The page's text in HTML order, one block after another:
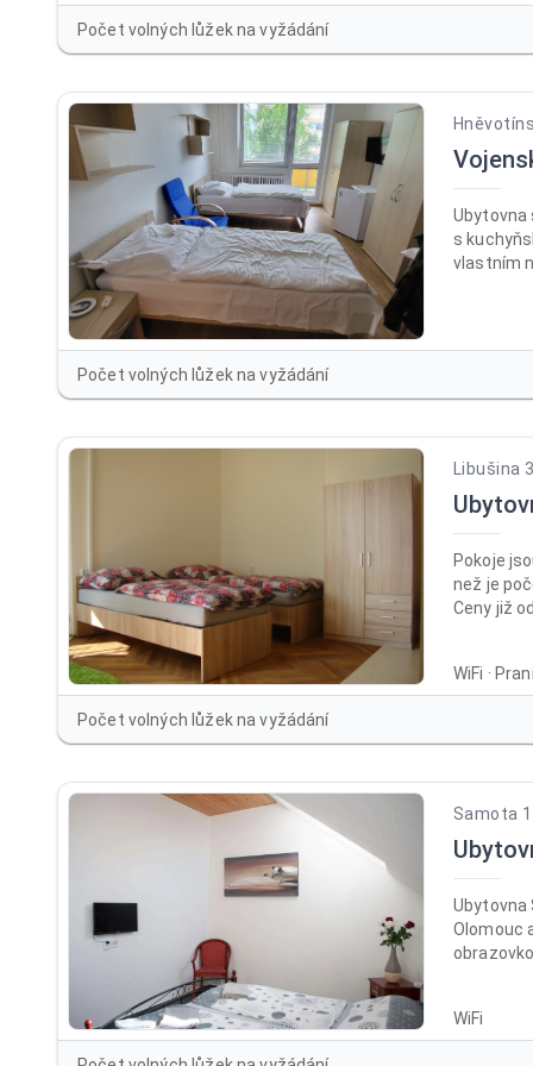
altán
v provozu
Počet volných lůžek na vyžádání
Ubytovna
s
vlastním
LCD TV.
lůžkoviny.
Počet volných lůžek na vyžádání
Libušina
Pokoje
než je
Ceny již
/osoba /
lůžko /
WiFi ·
Počet volných lůžek na vyžádání
Samota
Ubytovna
Olomouc
místě je k
WiFi